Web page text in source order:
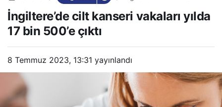
çıktı
İngiltere’de cilt kanseri vakaları yılda
17 bin 500’e çıktı
8 Temmuz 2023, 13:31 yayınlandı